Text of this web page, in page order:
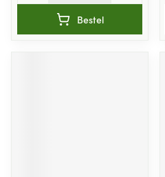
Bestel